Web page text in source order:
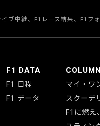
ブ中継、F1レース結果、F1フ
F1 DATA
F1 日程
F1 データ
COLUMN
マイ・ワ
スクーデ
F1に燃え